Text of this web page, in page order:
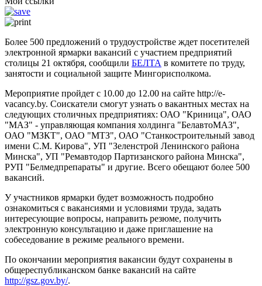
Более 500 предложений о трудоустройстве ждет посетителей
электронной ярмарки вакансий с участием предприятий
столицы 21 октября, сообщили БЕЛТА в комитете по труду,
занятости и социальной защите Мингорисполкома.
Мероприятие пройдет с 10.00 до 12.00 на сайте http://e-
vacancy.by. Соискатели смогут узнать о вакантных местах на
следующих столичных предприятиях: ОАО "Криница", ОАО
"МАЗ" - управляющая компания холдинга "БелавтоМАЗ",
ОАО "МЗКТ", ОАО "МТЗ", ОАО "Станкостроительный завод
имени С.М. Кирова", УП "Зеленстрой Ленинского района
Минска", УП "Ремавтодор Партизанского района Минска",
РУП "Белмедпрепараты" и другие. Всего обещают более 500
вакансий.
У участников ярмарки будет возможность подробно
ознакомиться с вакансиями и условиями труда, задать
интересующие вопросы, направить резюме, получить
электронную консультацию и даже приглашение на
собеседование в режиме реального времени.
По окончании мероприятия вакансии будут сохранены в
общереспубликанском банке вакансий на сайте
http://gsz.gov.by/.